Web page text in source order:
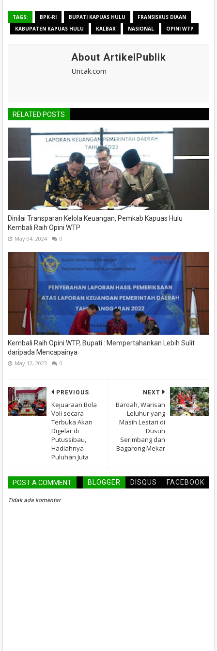
TAGS: BPK-RI BUPATI KAPUAS HULU
FRANSISKUS DIAAN
KABUPATEN KAPUAS HULU
KALBAR NASIONAL OPINI WTP
About ArtikelPublik
Uncak.com
RELATED POSTS
Dinilai Transparan Kelola Keuangan, Pemkab Kapuas Hulu
Kembali Raih Opini WTP
May 04, 2024 0
Kembali Raih Opini WTP, Bupati : Mempertahankan Lebih Sulit
daripada Mencapainya
May 12, 2023 0
NEXT
Baroah, Warisan
Leluhur yang
Masih Lestari di
Dusun
Serimbang dan
Bagarong Mekar
PREVIOUS
Kejuaraan Bola
Voli secara
Terbuka Akan
Digelar di
Putussibau,
Hadiahnya
Puluhan Juta
POST A COMMENT BLOGGER DISQUS FACEBOOK
Tidak ada komentar